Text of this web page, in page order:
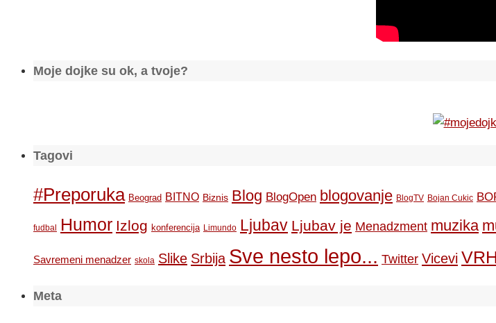
Moje dojke su ok, a tvoje?
Tagovi
#Preporuka Beograd BITNO Biznis Blog BlogOpen blogovanje BlogTV Bojan Cukic
fudbal Humor Izlog konferencija Limundo Ljubav Ljubav je Menadzment muzika
Savremeni menadzer skola Slike Srbija Sve nesto lepo... Twitter Vicevi VRH
Meta